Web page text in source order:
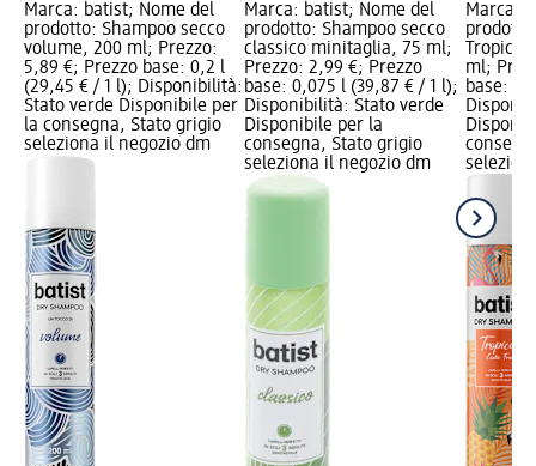
Marca: batist; Nome del
prodotto: Shampoo secco
volume, 200 ml; Prezzo:
5,89 €; Prezzo base: 0,2 l
(29,45 € / 1 l); Disponibilità:
Stato verde Disponibile per
la consegna, Stato grigio
seleziona il negozio dm
Marca: batist; Nome del
prodotto: Shampoo secco
classico minitaglia, 75 ml;
Prezzo: 2,99 €; Prezzo
base: 0,075 l (39,87 € / 1 l);
Disponibilità: Stato verde
Disponibile per la
consegna, Stato grigio
seleziona il negozio dm
Marca:
Tropical
ml;
base: